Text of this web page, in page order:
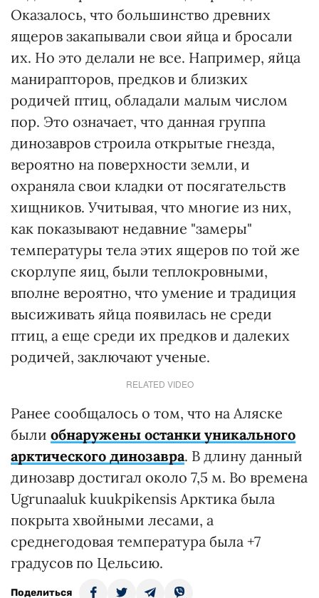
Оказалось, что большинство древних
ящеров закапывали свои яйца и бросали
их. Но это делали не все. Например, яйца
манирапторов, предков и близких
родичей птиц, обладали малым числом
пор. Это означает, что данная группа
динозавров строила открытые гнезда,
вероятно на поверхности земли, и
охраняла свои кладки от посягательств
хищников. Учитывая, что многие из них,
как показывают недавние "замеры"
температуры тела этих ящеров по той же
скорлупе яиц, были теплокровными,
вполне вероятно, что умение и традиция
высиживать яйца появилась не среди
птиц, а еще среди их предков и далеких
родичей, заключают ученые.
RELATED VIDEO
Ранее сообщалось о том, что на Аляске
были обнаружены останки уникального
арктического динозавра. В длину данный
динозавр достигал около 7,5 м. Во времена
Ugrunaaluk kuukpikensis Арктика была
покрыта хвойными лесами, а
среднегодовая температура была +7
градусов по Цельсию.
Поделиться